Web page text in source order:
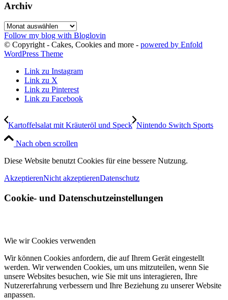
Archiv
Archiv
Follow my blog with Bloglovin
© Copyright - Cakes, Cookies and more - powered by Enfold
WordPress Theme
Link zu Instagram
Link zu X
Link zu Pinterest
Link zu Facebook
Kartoffelsalat mit Kräuteröl und Speck Nintendo Switch Sports
Nach oben scrollen
Diese Website benutzt Cookies für eine bessere Nutzung.
AkzeptierenNicht akzeptierenDatenschutz
Cookie- und Datenschutzeinstellungen
Wie wir Cookies verwenden
Wir können Cookies anfordern, die auf Ihrem Gerät eingestellt
werden. Wir verwenden Cookies, um uns mitzuteilen, wenn Sie
unsere Websites besuchen, wie Sie mit uns interagieren, Ihre
Nutzererfahrung verbessern und Ihre Beziehung zu unserer Website
anpassen.